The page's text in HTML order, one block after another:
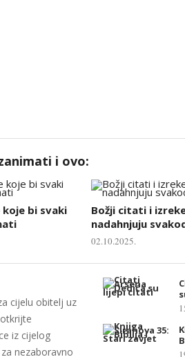
i ovo:
bi svaki
Božji citati i
nadahnjuju
02.10.2025.
cijelu obitelj uz
iz cijelog
nezaboravno